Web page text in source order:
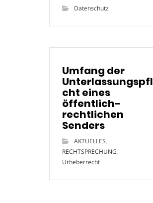
Datenschutz
Umfang der
cht eines
öffentlich-
rechtlichen
Senders
AKTUELLES,
RECHTSPRECHUNG,
Urheberrecht